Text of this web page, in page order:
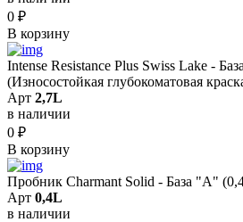
0 ₽
В корзину
Intense Resistance Plus Swiss Lake -
(Износостойкая глубокоматовая
Арт 2,7L
в наличии
0 ₽
В корзину
Пробник Charmant Solid - База "A"
Арт 0,4L
в наличии